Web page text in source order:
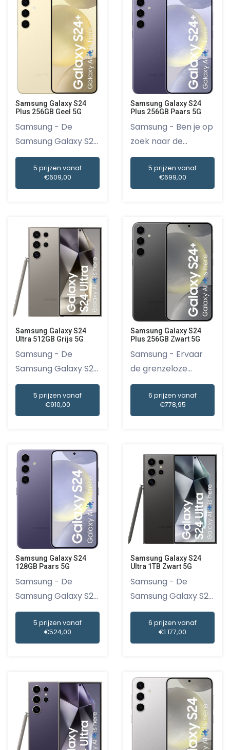
Samsung Galaxy S24
Plus 256GB Geel 5G
Samsung - De
Samsung Galaxy S24
Plus 256GB...
5 prijzen vanaf
€609,00
Samsung Galaxy S24
Plus 256GB Paars 5G
Samsung - Ben je op
zoek naar de
perfecte t...
5 prijzen vanaf
€699,00
Samsung Galaxy S24
Ultra 512GB Grijs 5G
Samsung - De
Samsung Galaxy S24
Ultra 512GB...
5 prijzen vanaf
€910,00
Samsung Galaxy S24
Plus 256GB Zwart 5G
Samsung - Ervaar
de grenzeloze
mogelijkhede...
6 prijzen vanaf
€778,95
Samsung Galaxy S24
128GB Paars 5G
Samsung - De
Samsung Galaxy S24
128GB Paars...
5 prijzen vanaf
€524,00
Samsung Galaxy S24
Ultra 1TB Zwart 5G
Samsung - De
Samsung Galaxy S24
Ultra 1TB Z...
6 prijzen vanaf
€1.177,00